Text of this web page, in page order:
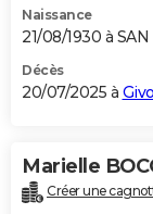
Naissance
21/08/1930 à
Décès
20/07/2025 à
Marielle
Créer une